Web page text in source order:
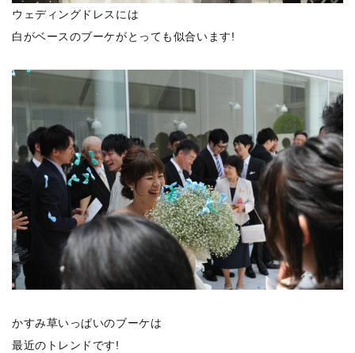
ウェディングドレスには
白がベースのブーケがとっても似合います!
かすみ草いっぱいのブーケは
最近のトレンドです!